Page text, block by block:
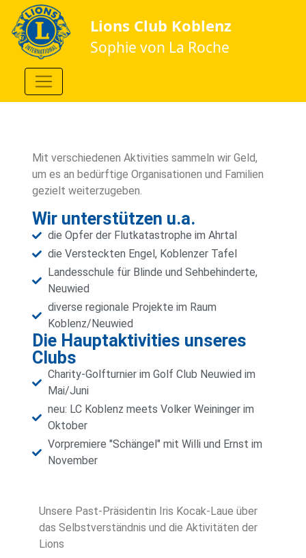
Lions Club Koblenz
Sophie von La Roche
Mit verschiedenen Aktivities sammeln wir Geld,
um es an bedürftige Organisationen und Familien
gezielt weiterzugeben.
Wir unterstützen u.a.
die Opfer der Flutkatastrophe im Ahrtal
die Versteckten Engel, Koblenzer Tafel
Landesschule für Blinde und Sehbehinderte,
Neuwied
diverse regionale Projekte im Raum
Koblenz/Neuwied
Die Hauptaktivities unseres
Clubs
Charity-Golfturnier im Golf Club Neuwied im
Mai/Juni
neu: LC Koblenz meets Volker Weininger im
Oktober
Vorpremiere "Schängel" mit Willi und Ernst im
November
Unsere Past-Präsidentin Iris Kocak-Laue über
das Selbstverständnis und die Aktivitäten der
Lions